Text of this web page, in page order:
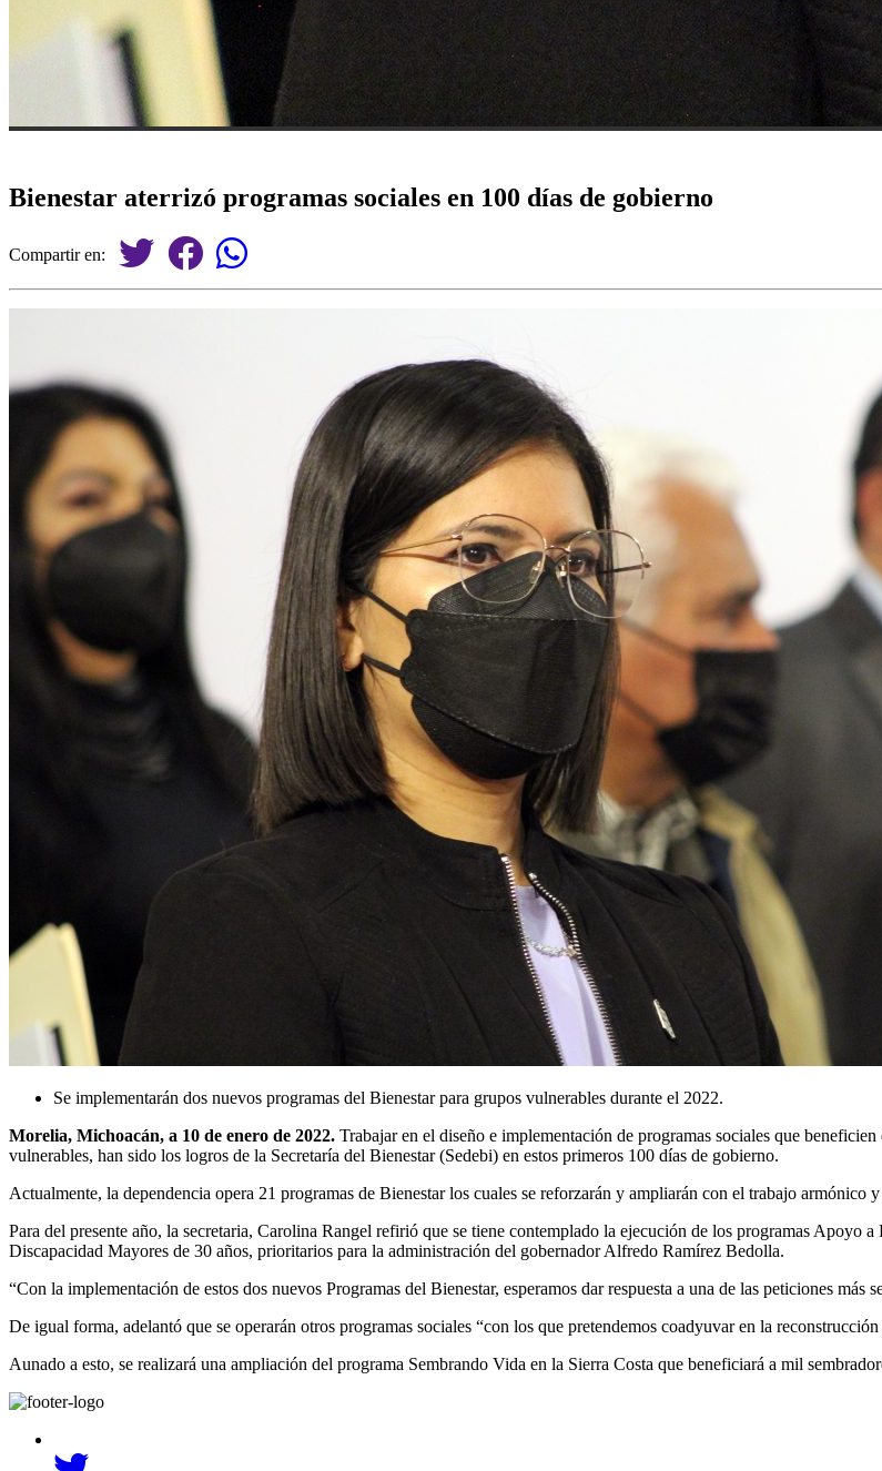
Bienestar aterrizó programas sociales en 100 días de gobierno
Compartir en:
Se implementarán dos nuevos programas del Bienestar para grupos vulnerables durante el 2022.
Morelia, Michoacán, a 10 de enero de 2022. Trabajar en el diseño e implementación de programas sociales que
vulnerables, han sido los logros de la Secretaría del Bienestar (Sedebi) en estos primeros 100 días de gobierno.
Actualmente, la dependencia opera 21 programas de Bienestar los cuales se reforzarán y ampliarán con el trabajo armónico
Para del presente año, la secretaria, Carolina Rangel refirió que se tiene contemplado la ejecución de los programas Apoyo
Discapacidad Mayores de 30 años, prioritarios para la administración del gobernador Alfredo Ramírez Bedolla.
“Con la implementación de estos dos nuevos Programas del Bienestar, esperamos dar respuesta a una de las peticiones más
De igual forma, adelantó que se operarán otros programas sociales “con los que pretendemos coadyuvar en la
Aunado a esto, se realizará una ampliación del programa Sembrando Vida en la Sierra Costa que beneficiará a mil